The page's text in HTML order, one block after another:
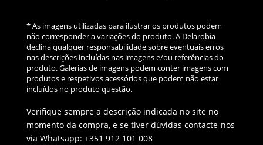
* As imagens utilizadas para ilustrar os produtos podem
não corresponder a variações do produto. A Delarobia
declina qualquer responsabilidade sobre eventuais erros
nas descrições incluídas nas imagens e/ou referências do
produto. Galerias de imagens podem conter imagens com
produtos e respetivos acessórios que podem não estar
incluídos no produto questão.
Verifique sempre a descrição indicada no site no
momento da compra, e se tiver dúvidas contacte-nos
via Whatsapp: +351 912 101 008